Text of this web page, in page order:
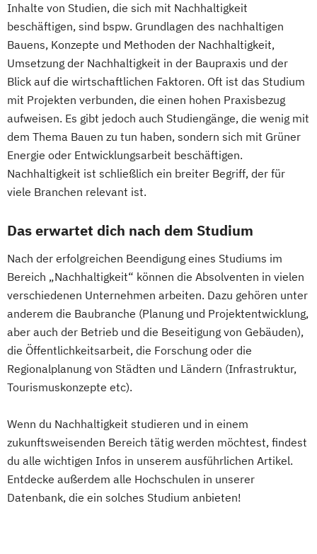
Medical Leadership
Nachhaltigkeit und Systemisches
Management
Personalmanagement
Pflegemanagement
Pflegepädagogik
Projektmanagement Psychologie
Software Engineering Soziale Arbeit
Sozialmanagement
Technologie- und Innovationsmanagement
Verfahrenstechnik
Wirtschaftsinformatik
Wirtschaftsinformatik und IT-Management
Wirtschaftsingenieurwesen
Wirtschaftsingenieurwesen
Energiesysteme mit Erneuerbaren Energien
Inhalte von Studien, die sich mit Nachhaltigkeit
beschäftigen, sind bspw. Grundlagen des nachhaltigen
Bauens, Konzepte und Methoden der Nachhaltigkeit,
Umsetzung der Nachhaltigkeit in der Baupraxis und der
Blick auf die wirtschaftlichen Faktoren. Oft ist das Studium
mit Projekten verbunden, die einen hohen Praxisbezug
aufweisen. Es gibt jedoch auch Studiengänge, die wenig mit
dem Thema Bauen zu tun haben, sondern sich mit Grüner
Energie oder Entwicklungsarbeit beschäftigen.
Nachhaltigkeit ist schließlich ein breiter Begriff, der für
viele Branchen relevant ist.
Das erwartet dich nach dem Studium
Nach der erfolgreichen Beendigung eines Studiums im
Bereich „Nachhaltigkeit“ können die Absolventen in vielen
verschiedenen Unternehmen arbeiten. Dazu gehören unter
anderem die Baubranche (Planung und Projektentwicklung,
aber auch der Betrieb und die Beseitigung von Gebäuden),
die Öffentlichkeitsarbeit, die Forschung oder die
Regionalplanung von Städten und Ländern (Infrastruktur,
Tourismuskonzepte etc).
Wenn du Nachhaltigkeit studieren und in einem
zukunftsweisenden Bereich tätig werden möchtest, findest
du alle wichtigen Infos in unserem ausführlichen Artikel.
Entdecke außerdem alle Hochschulen in unserer
Datenbank, die ein solches Studium anbieten!